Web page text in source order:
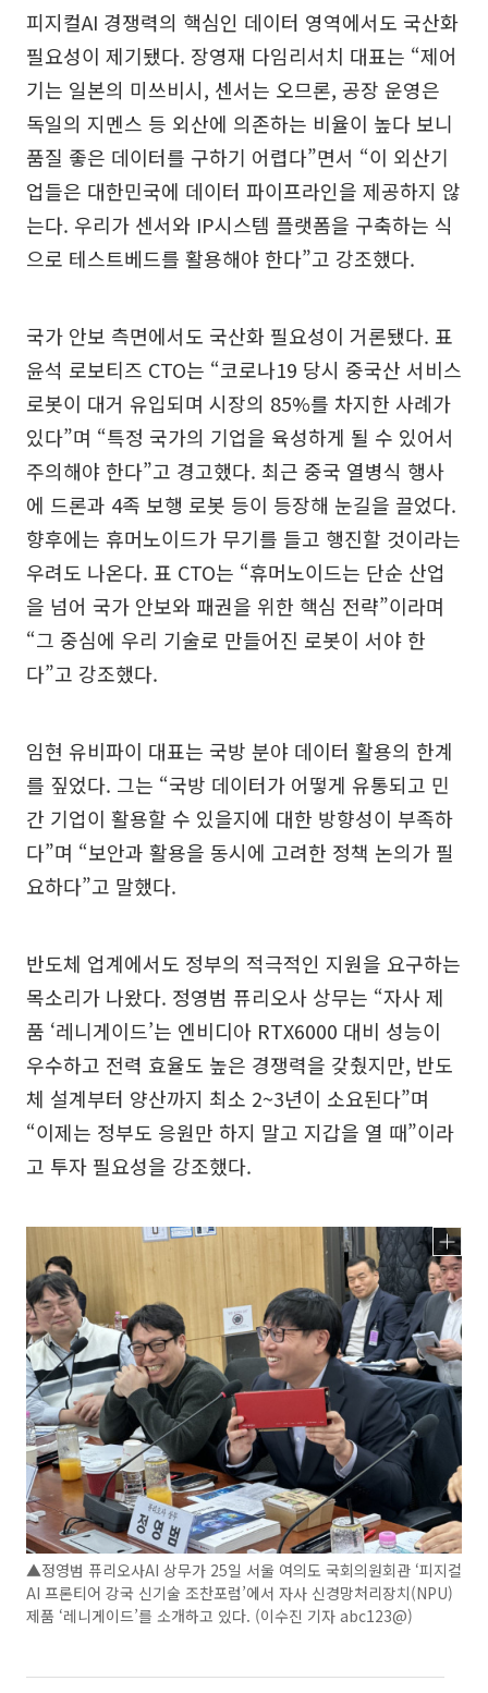
피지컬AI 경쟁력의 핵심인 데이터 영역에서도 국산화
필요성이 제기됐다. 장영재 다임리서치 대표는 “제어
기는 일본의 미쓰비시, 센서는 오므론, 공장 운영은
독일의 지멘스 등 외산에 의존하는 비율이 높다 보니
품질 좋은 데이터를 구하기 어렵다”면서 “이 외산기
업들은 대한민국에 데이터 파이프라인을 제공하지 않
는다. 우리가 센서와 IP시스템 플랫폼을 구축하는 식
으로 테스트베드를 활용해야 한다”고 강조했다.
국가 안보 측면에서도 국산화 필요성이 거론됐다. 표
윤석 로보티즈 CTO는 “코로나19 당시 중국산 서비스
로봇이 대거 유입되며 시장의 85%를 차지한 사례가
있다”며 “특정 국가의 기업을 육성하게 될 수 있어서
주의해야 한다”고 경고했다. 최근 중국 열병식 행사
에 드론과 4족 보행 로봇 등이 등장해 눈길을 끌었다.
향후에는 휴머노이드가 무기를 들고 행진할 것이라는
우려도 나온다. 표 CTO는 “휴머노이드는 단순 산업
을 넘어 국가 안보와 패권을 위한 핵심 전략”이라며
“그 중심에 우리 기술로 만들어진 로봇이 서야 한
다”고 강조했다.
임현 유비파이 대표는 국방 분야 데이터 활용의 한계
를 짚었다. 그는 “국방 데이터가 어떻게 유통되고 민
간 기업이 활용할 수 있을지에 대한 방향성이 부족하
다”며 “보안과 활용을 동시에 고려한 정책 논의가 필
요하다”고 말했다.
반도체 업계에서도 정부의 적극적인 지원을 요구하는
목소리가 나왔다. 정영범 퓨리오사 상무는 “자사 제
품 ‘레니게이드’는 엔비디아 RTX6000 대비 성능이
우수하고 전력 효율도 높은 경쟁력을 갖췄지만, 반도
체 설계부터 양산까지 최소 2~3년이 소요된다”며
“이제는 정부도 응원만 하지 말고 지갑을 열 때”이라
고 투자 필요성을 강조했다.
▲정영범 퓨리오사AI 상무가 25일 서울 여의도 국회의원회관 ‘피지컬
AI 프론티어 강국 신기술 조찬포럼’에서 자사 신경망처리장치(NPU)
제품 ‘레니게이드’를 소개하고 있다. (이수진 기자 abc123@)